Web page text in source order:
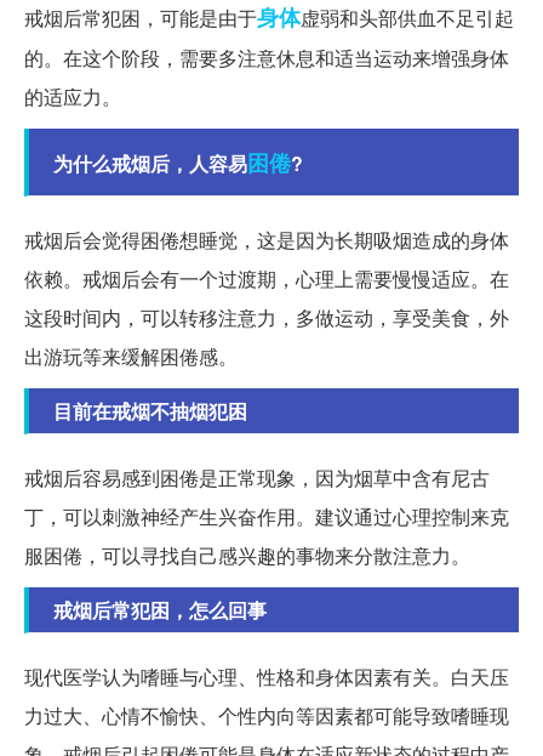
戒烟后常犯困，可能是由于身体虚弱和头部供血不足引起
的。在这个阶段，需要多注意休息和适当运动来增强身体
的适应力。
为什么戒烟后，人容易困倦?
戒烟后会觉得困倦想睡觉，这是因为长期吸烟造成的身体
依赖。戒烟后会有一个过渡期，心理上需要慢慢适应。在
这段时间内，可以转移注意力，多做运动，享受美食，外
出游玩等来缓解困倦感。
目前在戒烟不抽烟犯困
戒烟后容易感到困倦是正常现象，因为烟草中含有尼古
丁，可以刺激神经产生兴奋作用。建议通过心理控制来克
服困倦，可以寻找自己感兴趣的事物来分散注意力。
戒烟后常犯困，怎么回事
现代医学认为嗜睡与心理、性格和身体因素有关。白天压
力过大、心情不愉快、个性内向等因素都可能导致嗜睡现